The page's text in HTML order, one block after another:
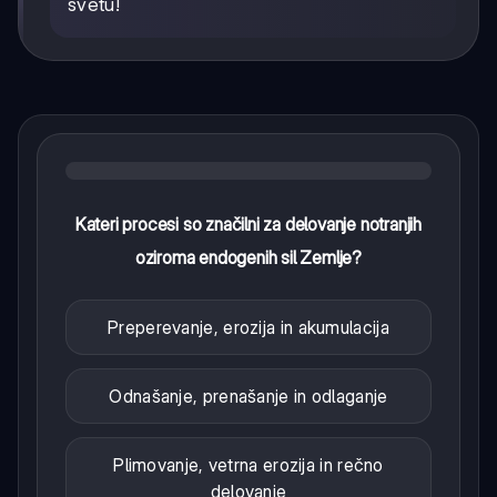
svetu!
Kateri procesi so značilni za delovanje notranjih
oziroma endogenih sil Zemlje?
Preperevanje, erozija in akumulacija
Odnašanje, prenašanje in odlaganje
Plimovanje, vetrna erozija in rečno
delovanje